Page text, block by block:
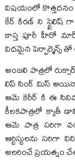
విషయంలో కొత్తదనం
కేర్ కిరణ్ ని
కాస్త పూరీ హీరో
విధమైన పెర్ఫార్మెన్స్
అంజలి పాత్రలో
లిప్ సింక్ మిస్
ఆమె కెరీర్ కి ఈ
కీలకపాత్రలో క్యాతీ
ఆమె పాత్ర సరిగా
ఆర్టిస్టులను సరిగా
అలరించే ప్రయత్నం